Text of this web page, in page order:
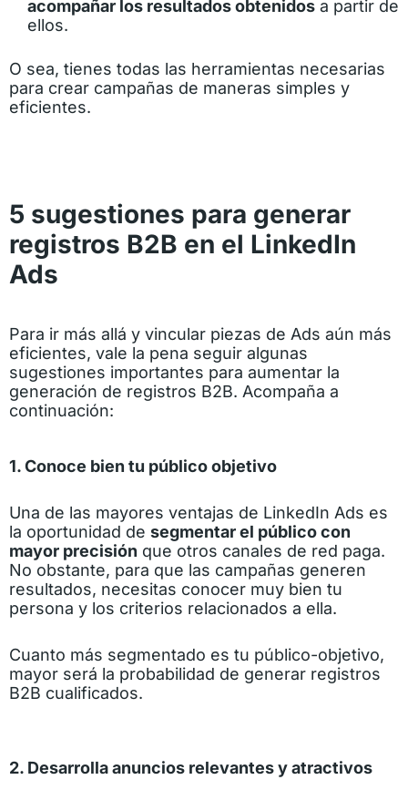
acompañar los resultados obtenidos a partir de
ellos.
O sea, tienes todas las herramientas necesarias
para crear campañas de maneras simples y
eficientes.
5 sugestiones para generar
registros B2B en el LinkedIn
Ads
Para ir más allá y vincular piezas de Ads aún más
eficientes, vale la pena seguir algunas
sugestiones importantes para aumentar la
generación de registros B2B. Acompaña a
continuación:
1. Conoce bien tu público objetivo
Una de las mayores ventajas de LinkedIn Ads es
la oportunidad de segmentar el público con
mayor precisión que otros canales de red paga.
No obstante, para que las campañas generen
resultados, necesitas conocer muy bien tu
persona y los criterios relacionados a ella.
Cuanto más segmentado es tu público-objetivo,
mayor será la probabilidad de generar registros
B2B cualificados.
2. Desarrolla anuncios relevantes y atractivos